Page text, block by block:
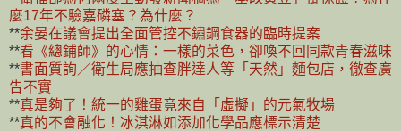
麼17年不驗嘉磷塞？為什麼？
**余晏在議會提出全面管控不鏽鋼食器的臨時提案
**看《總鋪師》的心情：一樣的菜色，卻喚不回同款青春滋味
**書面質詢／衛生局應抽查胖達人等「天然」麵包店，徹查廣
告不實
**真是夠了！統一的雞蛋竟來自「虛擬」的元氣牧場
**真的不會融化！冰淇淋如添加化學品應標示清楚